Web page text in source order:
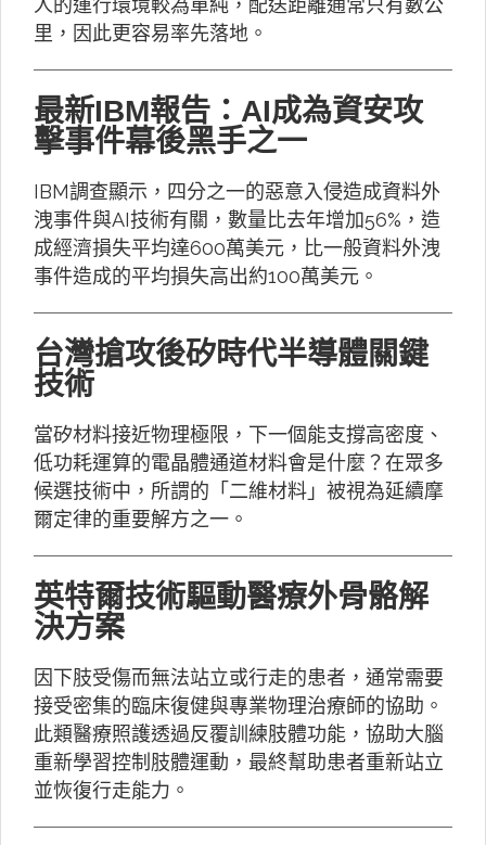
人的運行環境較為單純，配送距離通常只有數公
里，因此更容易率先落地。
最新IBM報告：AI成為資安攻
擊事件幕後黑手之一
IBM調查顯示，四分之一的惡意入侵造成資料外
洩事件與AI技術有關，數量比去年增加56%，造
成經濟損失平均達600萬美元，比一般資料外洩
事件造成的平均損失高出約100萬美元。
台灣搶攻後矽時代半導體關鍵
技術
當矽材料接近物理極限，下一個能支撐高密度、
低功耗運算的電晶體通道材料會是什麼？在眾多
候選技術中，所謂的「二維材料」被視為延續摩
爾定律的重要解方之一。
英特爾技術驅動醫療外骨骼解
決方案
因下肢受傷而無法站立或行走的患者，通常需要
接受密集的臨床復健與專業物理治療師的協助。
此類醫療照護透過反覆訓練肢體功能，協助大腦
重新學習控制肢體運動，最終幫助患者重新站立
並恢復行走能力。